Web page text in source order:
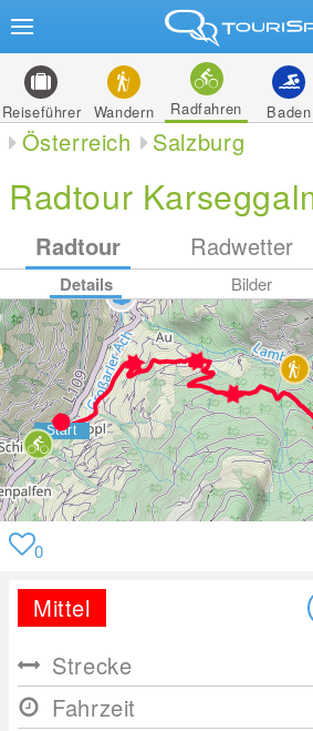
Reiseführer Wandern Radfahren Baden
Österreich Salzburg
Radtour
Radtour Radwetter
Details Bilder
0
Mittel
Strecke
Fahrzeit